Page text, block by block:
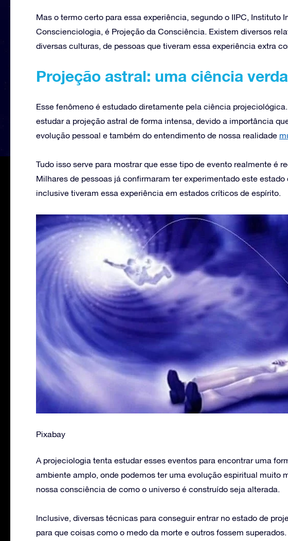
Mas o termo certo para essa experiência, segundo o IIPC, Instituto
Conscienciologia, é Projeção da Consciência. Existem diversos
diversas culturas, de pessoas que tiveram essa experiência extra
Projeção astral: uma ciência
Esse fenômeno é estudado diretamente pela ciência
estudar a projeção astral de forma intensa, devido a importância
evolução pessoal e também do entendimento de nossa realidade
Tudo isso serve para mostrar que esse tipo de evento realmente é
Milhares de pessoas já confirmaram ter experimentado este
inclusive tiveram essa experiência em estados críticos de espírito.
Pixabay
A projeciologia tenta estudar esses eventos para encontrar uma
ambiente amplo, onde podemos ter uma evolução espiritual muito
nossa consciência de como o universo é construído seja alterada.
Inclusive, diversas técnicas para conseguir entrar no estado de
para que coisas como o medo da morte e outros fossem